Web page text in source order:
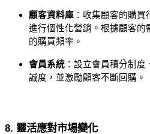
顧客資料庫 ：收集顧客的購
進行個性化營銷。根據顧客的
的購買頻率。
會員系統 ：設立會員積分制
誠度，並激勵顧客不斷回購。
8. 靈活應對市場變化